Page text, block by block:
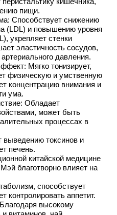
пищи.
Способствует снижению
(LDL) и повышению уровня
укрепляет стенки
эластичность сосудов,
давления.
Мягко тонизирует,
физическую и умственную
концентрацию внимания и
ума.
Обладает
может быть
процессах в
выведению токсинов и
печень.
китайской медицине
благотворно влияет на
способствует
контролировать аппетит.
высокому